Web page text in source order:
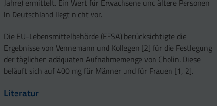
Jahre) ermittelt. Ein Wert für Erwachsene und ältere Personen
in Deutschland liegt nicht vor.
Die EU-Lebensmittelbehörde (EFSA) berücksichtigte die
Ergebnisse von Vennemann und Kollegen [2] für die Festlegung
der täglichen adäquaten Aufnahmemenge von Cholin. Diese
beläuft sich auf 400 mg für Männer und für Frauen [1, 2].
Literatur